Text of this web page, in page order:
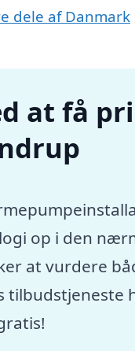
dele af Danmark
at få
op i den
at vurdere
tilbudstjeneste